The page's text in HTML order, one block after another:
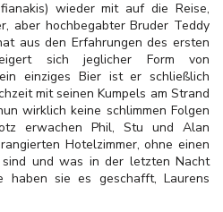
wieder mit auf die Reise,
aber hochbegabter Bruder Teddy
aus den Erfahrungen des ersten
sich jeglicher Form von
einziges Bier ist er schließlich
mit seinen Kumpels am Strand
wirklich keine schlimmen Folgen
erwachen Phil, Stu und Alan
Hotelzimmer, ohne einen
und was in der letzten Nacht
haben sie es geschafft, Laurens